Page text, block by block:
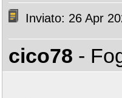
Inviato: 26 Apr
cico78 -